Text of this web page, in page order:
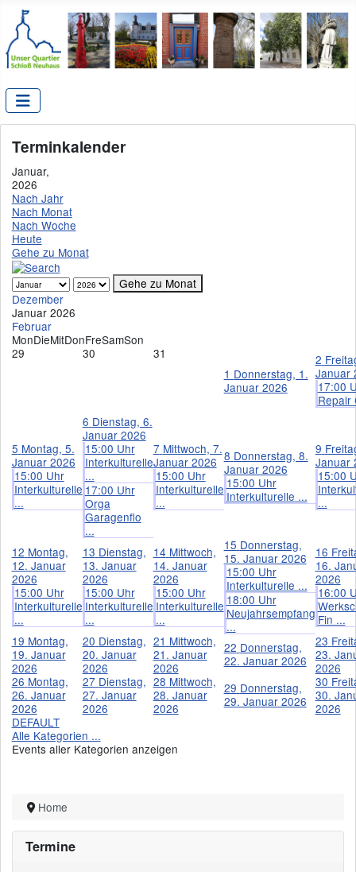
Terminkalender
Januar,
2026
Nach Jahr
Nach Monat
Nach Woche
Heute
Gehe zu Monat
Gehe zu Monat
Dezember
Januar 2026
Februar
MonDieMitDonFreSamSon
29
30
31
1 Donnerstag, 1.
Januar 2026
2
Januar
17:00
Repair
5 Montag, 5.
Januar 2026
15:00 Uhr
Interkulturelle
...
6 Dienstag, 6.
Januar 2026
15:00 Uhr
Interkulturelle
...
17:00 Uhr
Orga
Garagenflo
...
7 Mittwoch, 7.
Januar 2026
15:00 Uhr
Interkulturelle
...
8 Donnerstag, 8.
Januar 2026
15:00 Uhr
Interkulturelle ...
9
Januar
15:00
...
12 Montag,
12. Januar
2026
15:00 Uhr
Interkulturelle
...
13 Dienstag,
13. Januar
2026
15:00 Uhr
Interkulturelle
...
14 Mittwoch,
14. Januar
2026
15:00 Uhr
Interkulturelle
...
15 Donnerstag,
15. Januar 2026
15:00 Uhr
Interkulturelle ...
18:00 Uhr
Neujahrsempfang
...
16
16.
2026
16:00
Fin ...
19 Montag,
19. Januar
2026
20 Dienstag,
20. Januar
2026
21 Mittwoch,
21. Januar
2026
22 Donnerstag,
22. Januar 2026
23
23.
2026
26 Montag,
26. Januar
2026
27 Dienstag,
27. Januar
2026
28 Mittwoch,
28. Januar
2026
29 Donnerstag,
29. Januar 2026
30
30.
2026
DEFAULT
Alle Kategorien ...
Events aller Kategorien anzeigen
Home
Termine